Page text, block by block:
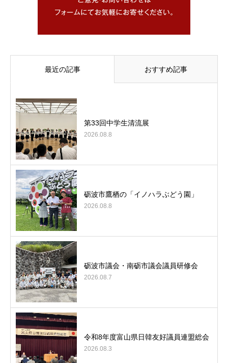
最近の記事 おすすめ記事
第33回中学生清流展
2026.08.8
砺波市鷹栖の「イノハラぶどう園」
2026.08.8
砺波市議会・南砺市議会議員研修会
2026.08.7
令和8年度富山県日韓友好議員連盟総会
2026.08.3